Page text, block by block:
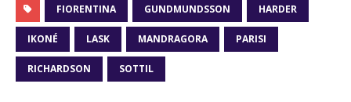
FIORENTINA GUNDMUNDSSON HARDER
IKONÉ LASK MANDRAGORA PARISI
RICHARDSON SOTTIL